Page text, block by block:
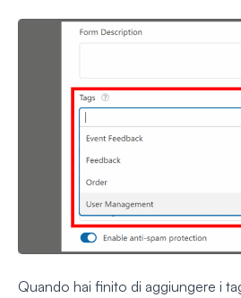
Quando hai finito di aggiungere i